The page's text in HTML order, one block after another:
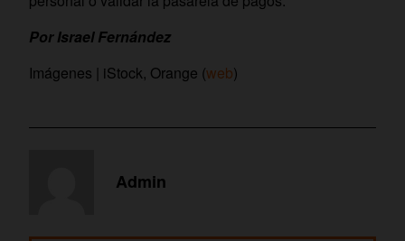
Por Israel Fernández
Imágenes | iStock, Orange (web)
Admin